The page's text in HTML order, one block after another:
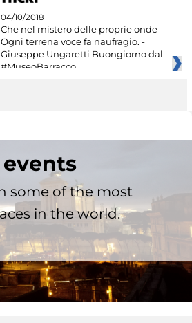
04/10/2018
Che nel mistero delle proprie onde
Ogni terrena voce fa naufragio. -
Giuseppe Ungaretti Buongiorno dal
#MuseoBarracco
some of the most
in the world.